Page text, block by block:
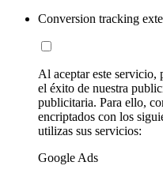
Conversion tracking
Al aceptar este servicio,
el éxito de nuestra
publicitaria. Para ello,
encriptados con los
utilizas sus servicios:
Google Ads